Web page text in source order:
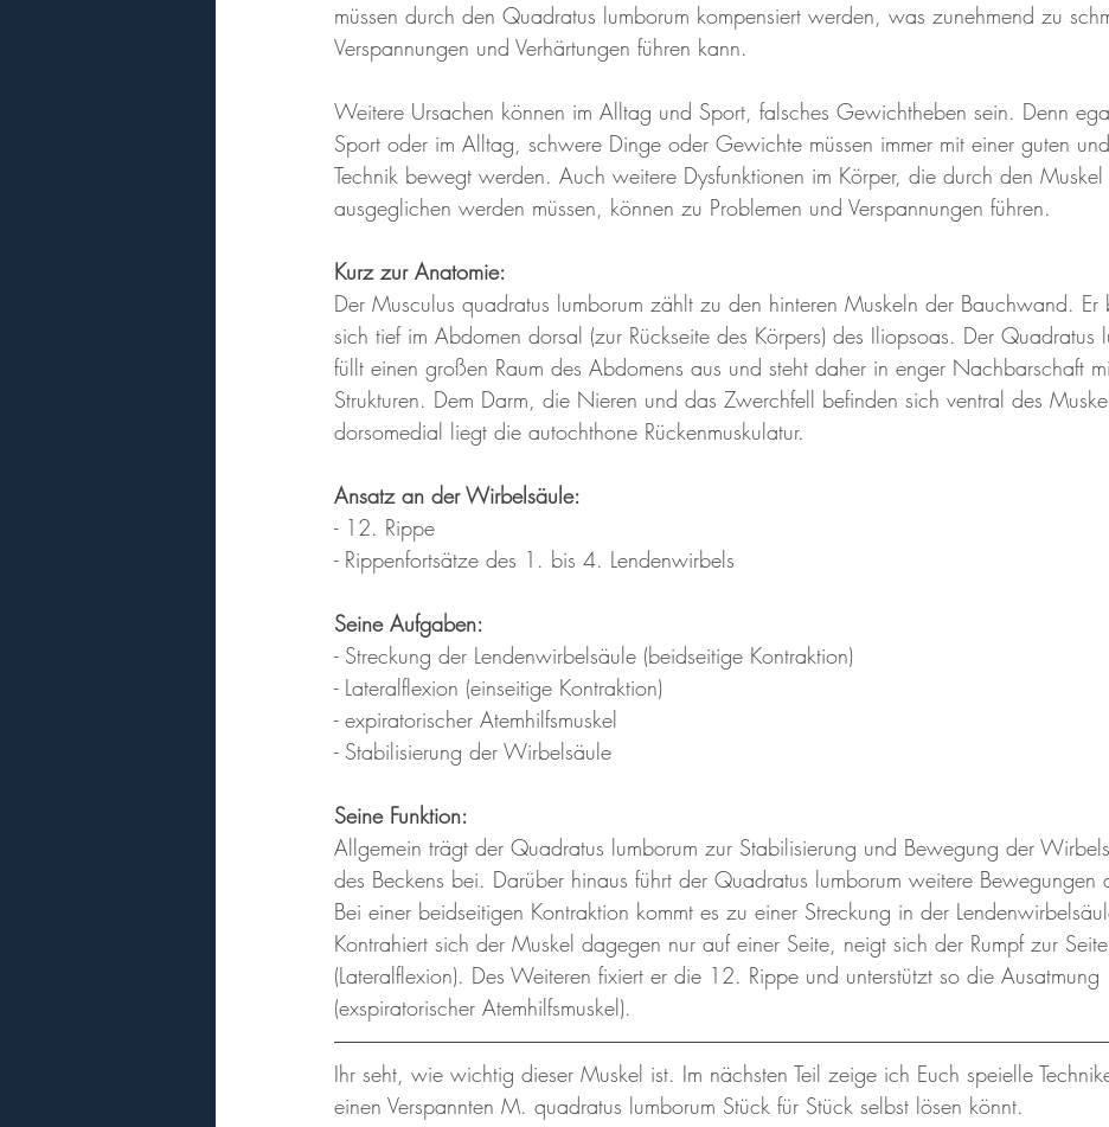
müssen durch den Quadratus lumborum kompensiert werden, was zunehmend zu
Verspannungen und Verhärtungen führen kann.
Weitere Ursachen können im Alltag und Sport, falsches Gewichtheben sein. Denn
Sport oder im Alltag, schwere Dinge oder Gewichte müssen immer mit einer guten
Technik bewegt werden. Auch weitere Dysfunktionen im Körper, die durch den Muskel
ausgeglichen werden müssen, können zu Problemen und Verspannungen führen.
Kurz zur Anatomie:
Der Musculus quadratus lumborum zählt zu den hinteren Muskeln der Bauchwand. Er
sich tief im Abdomen dorsal (zur Rückseite des Körpers) des Iliopsoas. Der Quadratus
füllt einen großen Raum des Abdomens aus und steht daher in enger Nachbarschaft
Strukturen. Dem Darm, die Nieren und das Zwerchfell befinden sich ventral des
dorsomedial liegt die autochthone Rückenmuskulatur.
Ansatz an der Wirbelsäule:
- 12. Rippe
- Rippenfortsätze des 1. bis 4. Lendenwirbels
Seine Aufgaben:
- Streckung der Lendenwirbelsäule (beidseitige Kontraktion)
- Lateralflexion (einseitige Kontraktion)
- expiratorischer Atemhilfsmuskel
- Stabilisierung der Wirbelsäule
Seine Funktion:
Allgemein trägt der Quadratus lumborum zur Stabilisierung und Bewegung der
des Beckens bei. Darüber hinaus führt der Quadratus lumborum weitere Bewegungen
Bei einer beidseitigen Kontraktion kommt es zu einer Streckung in der
Kontrahiert sich der Muskel dagegen nur auf einer Seite, neigt sich der Rumpf zur Seite
(Lateralflexion). Des Weiteren fixiert er die 12. Rippe und unterstützt so die Ausatmung
(exspiratorischer Atemhilfsmuskel).
Ihr seht, wie wichtig dieser Muskel ist. Im nächsten Teil zeige ich Euch speielle
einen Verspannten M. quadratus lumborum Stück für Stück selbst lösen könnt.